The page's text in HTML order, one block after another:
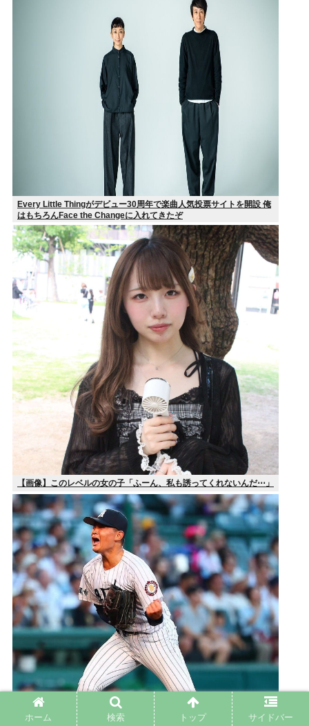
Every Little Thingがデビュー30周年で楽曲人気投票サイトを開設 俺
はもちろんFace the Changeに入れてきたぞ
【画像】このレベルの女の子「ふーん、私も誘ってくれないんだ⋯」
ホーム 検索 トップ サイドバー